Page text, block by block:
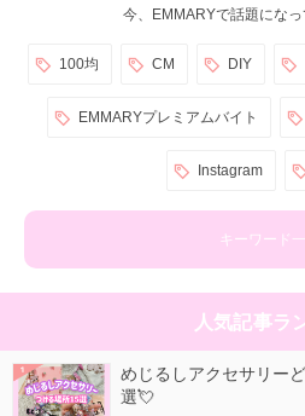
今、EMMARYで話題にな
100均 CM DIY
EMMARYプレミアムバイト
Instagram
キーワード
人気記事ラ
めじるしアクセサリー
選💘